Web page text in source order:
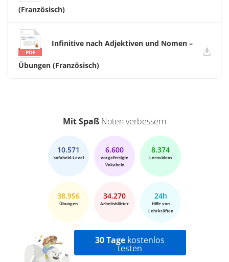
(Französisch)
Infinitive nach Adjektiven und Nomen –
Übungen (Französisch)
Mit Spaß Noten verbessern
10.571
sofaheld-Level
6.600
vorgefertigte
Vokabeln
8.374
Lernvideos
38.956
Übungen
34.270
Arbeitsblätter
24h
Hilfe von
Lehrkräften
30 Tage kostenlos
testen